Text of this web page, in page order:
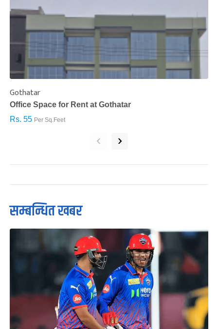
Gothatar
Office Space for Rent at Gothatar
Rs. 55 Per Sq.Feet
‹ ›
सम्बन्धित खबर